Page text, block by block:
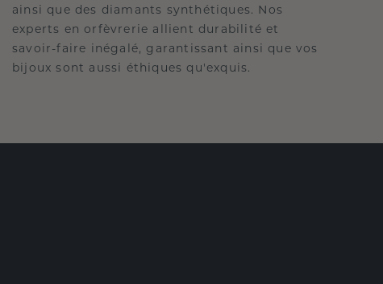
ainsi que des diamants synthétiques. Nos
experts en orfèvrerie allient durabilité et
savoir-faire inégalé, garantissant ainsi que vos
bijoux sont aussi éthiques qu'exquis.